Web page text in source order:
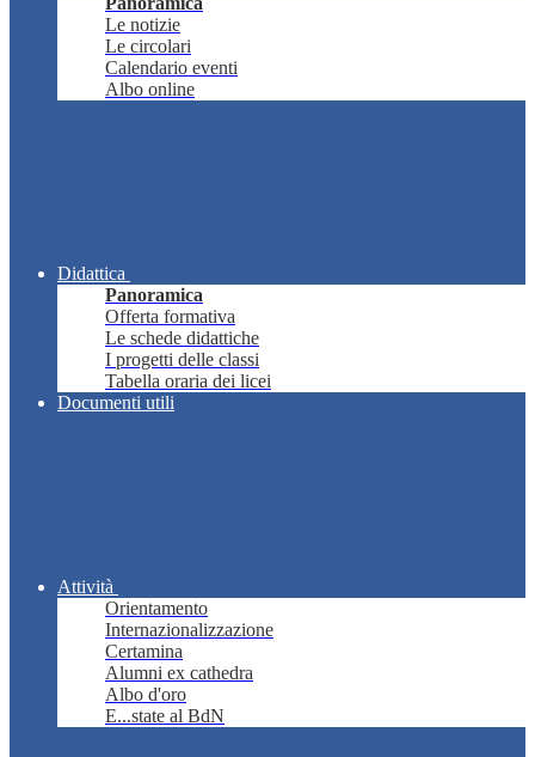
Le notizie
Le circolari
Calendario eventi
Albo online
Didattica
Panoramica
Offerta formativa
Le schede didattiche
I progetti delle classi
Tabella oraria dei licei
Documenti utili
Attività
Orientamento
Internazionalizzazione
Certamina
Alumni ex cathedra
Albo d'oro
E...state al BdN